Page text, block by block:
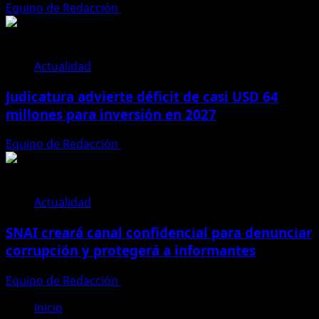
Equipo de Redacción
Actualidad
Judicatura advierte déficit de casi USD 64
millones para inversión en 2027
Equipo de Redacción
Actualidad
SNAI creará canal confidencial para denunciar
corrupción y protegerá a informantes
Equipo de Redacción
Inicio